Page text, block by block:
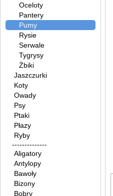
Oceloty
Pantery
Pumy
Rysie
Serwale
Tygrysy
Żbiki
Jaszczurki
Koty
Owady
Psy
Ptaki
Płazy
Ryby
--------------
Aligatory
Antylopy
Bawoły
Bizony
Bobry